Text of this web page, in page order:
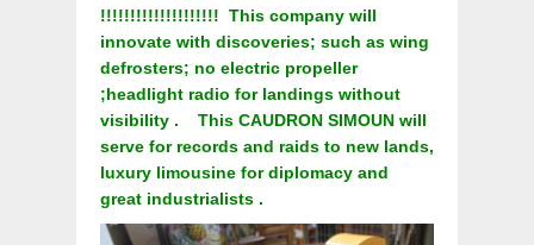
!!!!!!!!!!!!!!!!!!!! This company will
innovate with discoveries; such as wing
defrosters; no electric propeller
;headlight radio for landings without
visibility . This CAUDRON SIMOUN will
serve for records and raids to new lands,
luxury limousine for diplomacy and
great industrialists .